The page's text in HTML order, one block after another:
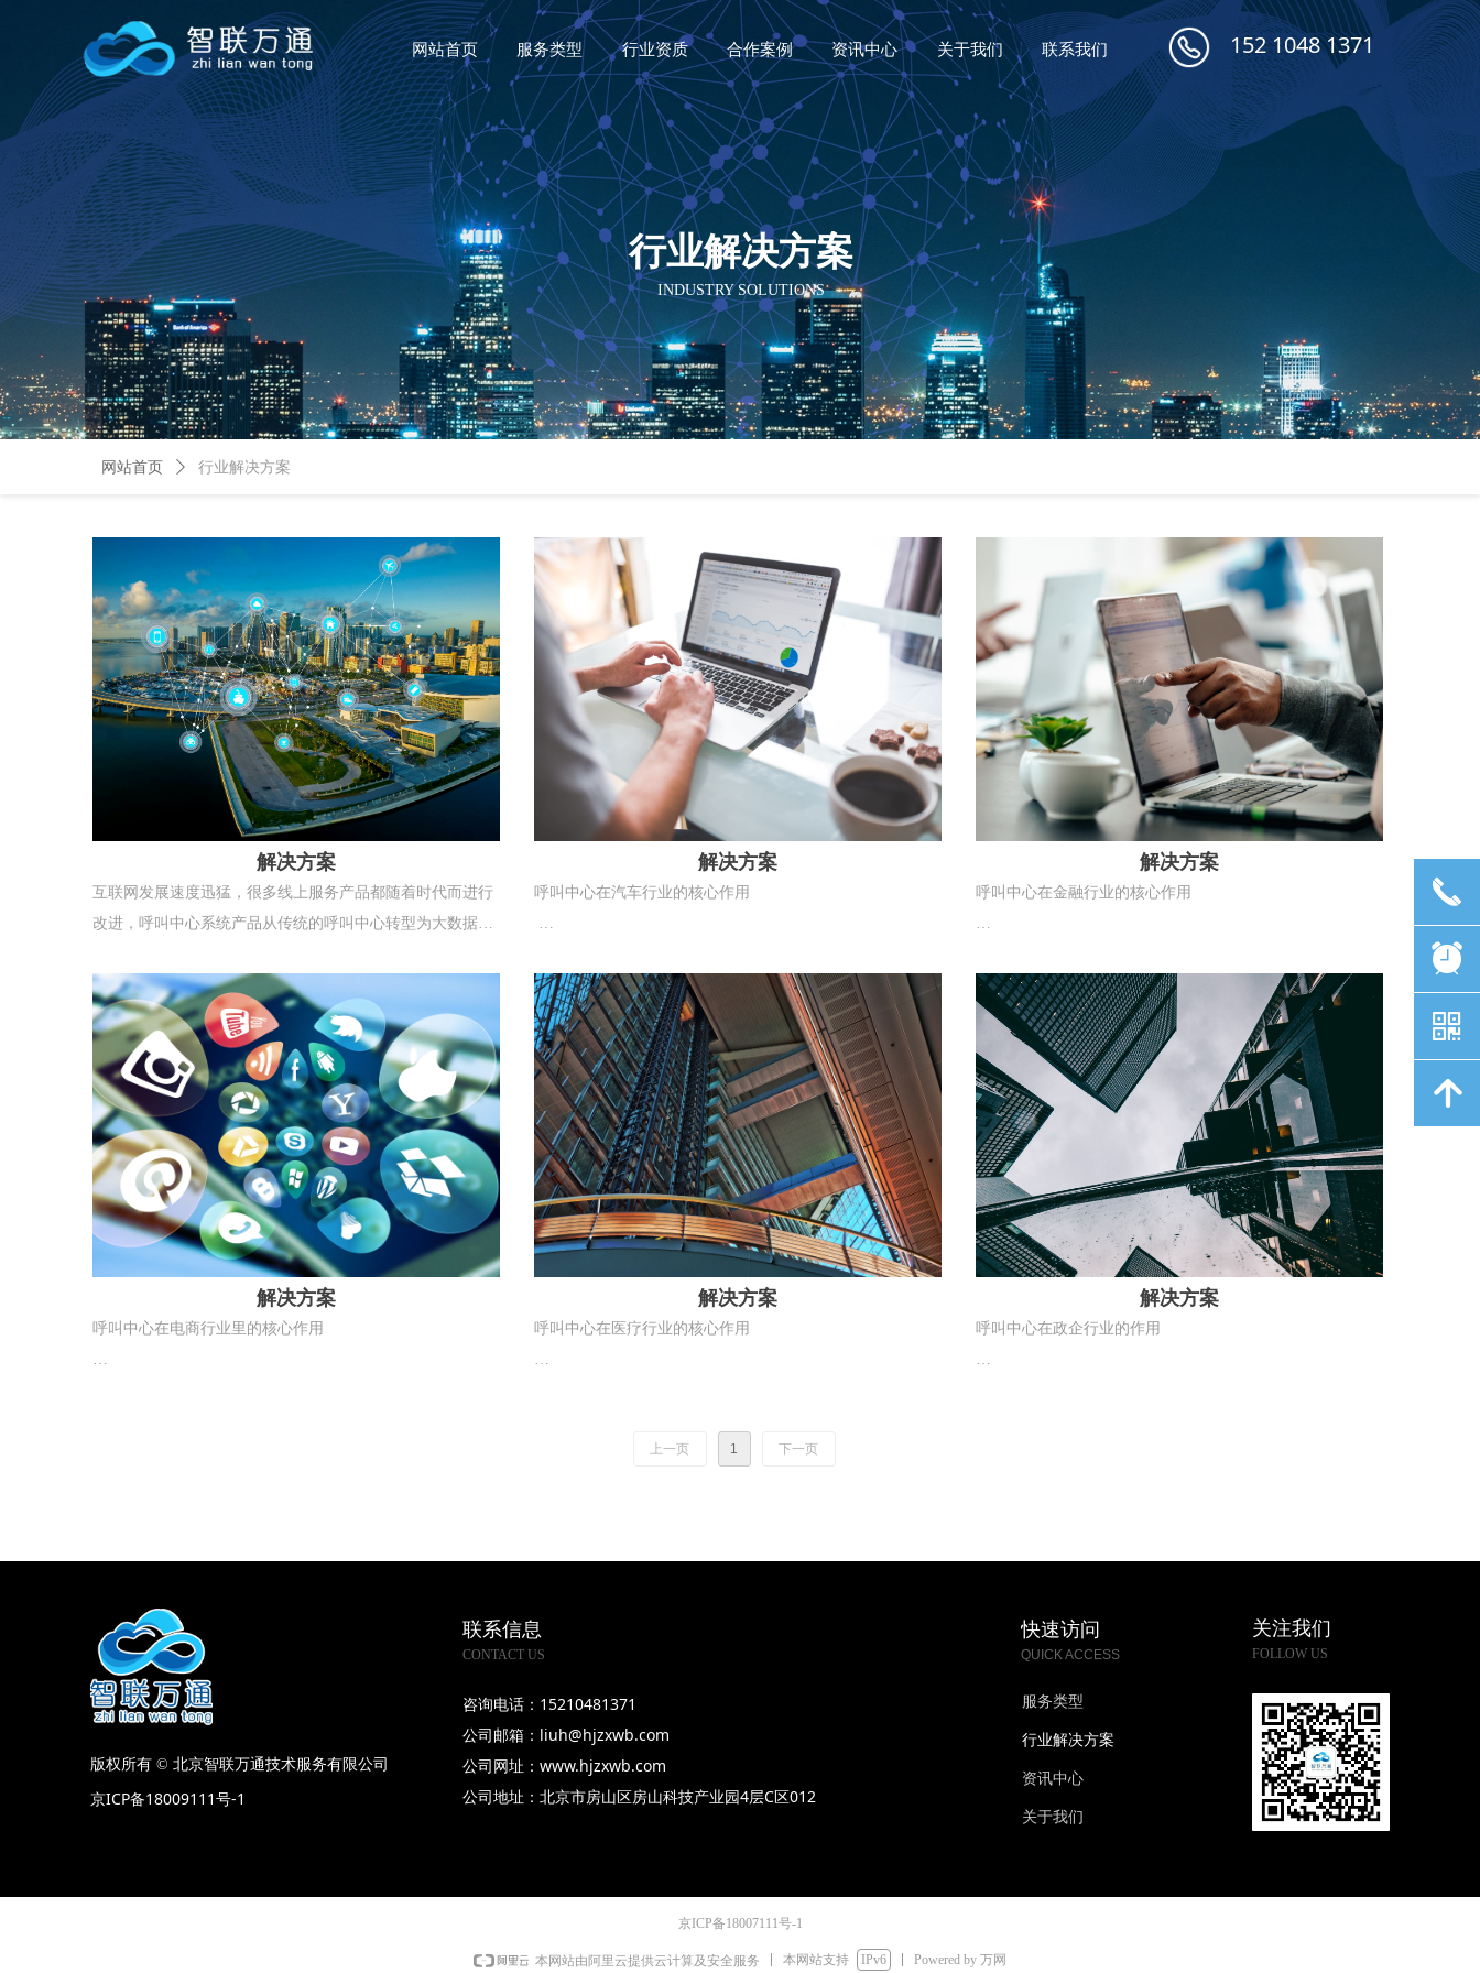
网站首页 服务类型 行业资质 合作案例 资讯中心 关于我们 联系我们 152 1048 1371
行业解决方案
INDUSTRY SOLUTIONS
网站首页 ꄲ 行业解决方案
解决方案
互联网发展速度迅猛，很多线上服务产品都随着时代而进行
改进，呼叫中心系统产品从传统的呼叫中心转型为大数据智
服务的最佳产品，使让企业和客户之间的沟通变得更加的便
利，客户的满意度也随之提高。
解决方案
呼叫中心在汽车行业的核心作用
售中转化、售后留存、品牌风控的关键枢纽，贯穿车辆全生
命周期。
解决方案
呼叫中心在金融行业的核心作用
线、合规枢纽，几乎覆盖银行、保险、证券、消费金融、支
付等全领域，作用远比普通行业更关键、更严谨。
解决方案
呼叫中心在电商行业里的核心作用
解决方案
呼叫中心在医疗行业的核心作用
体检机构、医美、齿科、互联网医疗等场景。
解决方案
呼叫中心在政企行业的作用
上一页 1 下一页
联系信息
CONTACT US
咨询电话：15210481371
公司邮箱：liuh@hjzxwb.com
公司网址：www.hjzxwb.com
公司地址：北京市房山区房山科技产业园4层C区012
服务类型
行业解决方案
资讯中心
关于我们
快速访问
QUICK ACCESS
关注我们
FOLLOW US
版权所有 © 北京智联万通技术服务有限公司
京ICP备18009111号-1
京ICP备18007111号-1
本网站由阿里云提供云计算及安全服务 本网站支持 IPv6 Powered by 万网
끅
뀥
낃
녕